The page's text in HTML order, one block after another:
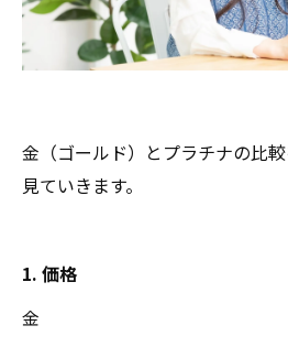
金（ゴールド）とプラチナの比
見ていきます。
1. 価格
金